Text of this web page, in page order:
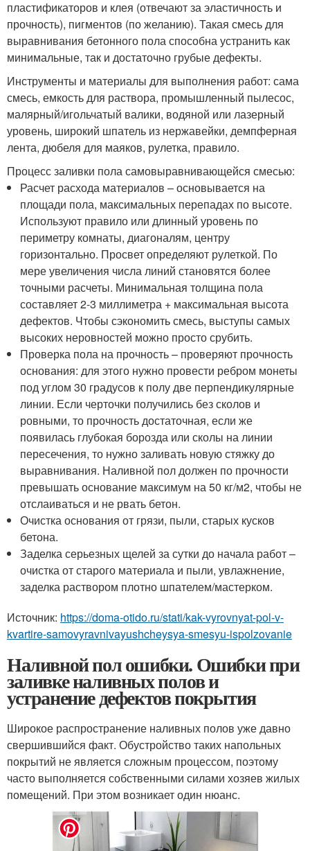
пластификаторов и клея (отвечают за эластичность и
прочность), пигментов (по желанию). Такая смесь для
выравнивания бетонного пола способна устранить как
минимальные, так и достаточно грубые дефекты.
Инструменты и материалы для выполнения работ: сама
смесь, емкость для раствора, промышленный пылесос,
малярный/игольчатый валики, водяной или лазерный
уровень, широкий шпатель из нержавейки, демпферная
лента, дюбеля для маяков, рулетка, правило.
Процесс заливки пола самовыравнивающейся смесью:
Расчет расхода материалов – основывается на
площади пола, максимальных перепадах по высоте.
Используют правило или длинный уровень по
периметру комнаты, диагоналям, центру
горизонтально. Просвет определяют рулеткой. По
мере увеличения числа линий становятся более
точными расчеты. Минимальная толщина пола
составляет 2-3 миллиметра + максимальная высота
дефектов. Чтобы сэкономить смесь, выступы самых
высоких неровностей можно просто срубить.
Проверка пола на прочность – проверяют прочность
основания: для этого нужно провести ребром монеты
под углом 30 градусов к полу две перпендикулярные
линии. Если черточки получились без сколов и
ровными, то прочность достаточная, если же
появилась глубокая борозда или сколы на линии
пересечения, то нужно заливать новую стяжку до
выравнивания. Наливной пол должен по прочности
превышать основание максимум на 50 кг/м2, чтобы не
отслаиваться и не рвать бетон.
Очистка основания от грязи, пыли, старых кусков
бетона.
Заделка серьезных щелей за сутки до начала работ –
очистка от старого материала и пыли, увлажнение,
заделка раствором плотно шпателем/мастерком.
Источник: https://doma-otido.ru/stati/kak-vyrovnyat-pol-v-
kvartire-samovyravnivayushcheysya-smesyu-ispolzovanie
Наливной пол ошибки. Ошибки при
заливке наливных полов и
устранение дефектов покрытия
Широкое распространение наливных полов уже давно
свершившийся факт. Обустройство таких напольных
покрытий не является сложным процессом, поэтому
часто выполняется собственными силами хозяев жилых
помещений. При этом возникает один нюанс.